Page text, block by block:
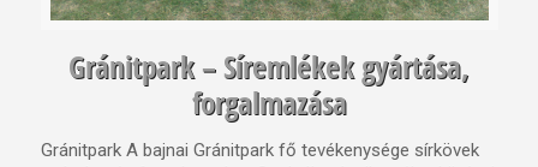
Gránitpark – Síremlékek gyártása,
forgalmazása
Gránitpark A bajnai Gránitpark fő tevékenysége sírkövek